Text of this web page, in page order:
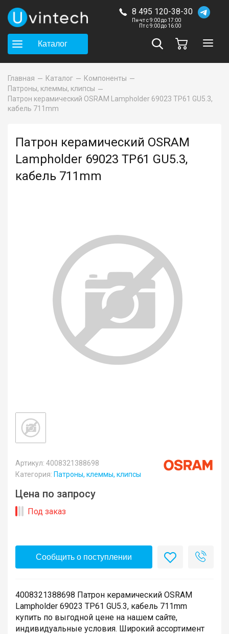
8 495 120-38-30
Пн-чт с 9:00 до 17:00
Пт с 9:00 до 16:00
Каталог
Главная Каталог
Компоненты
Патроны, клеммы, клипсы
Патрон керамический OSRAM Lampholder 69023 TP61 GU5.3,
кабель 711mm
Патрон керамический OSRAM
Lampholder 69023 TP61 GU5.3,
кабель 711mm
Артикул: 4008321388698
Категория: Патроны, клеммы, клипсы
Цена по запросу
Под заказ
Сообщить о поступлении
4008321388698 Патрон керамический OSRAM
Lampholder 69023 TP61 GU5.3, кабель 711mm
купить по выгодной цене на нашем сайте,
индивидуальные условия. Широкий ассортимент